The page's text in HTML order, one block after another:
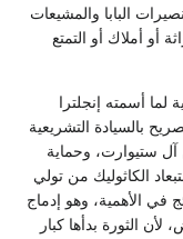
البابا والمشيعات
أو أملاك أو التمتع
لما أسمته إنجلترا
بالسيادة التشريعية
آل ستيوارت، وحماية
الكاثوليك من تولي
في الأهمية، وهو إدماج
الثورة بدأها كبار